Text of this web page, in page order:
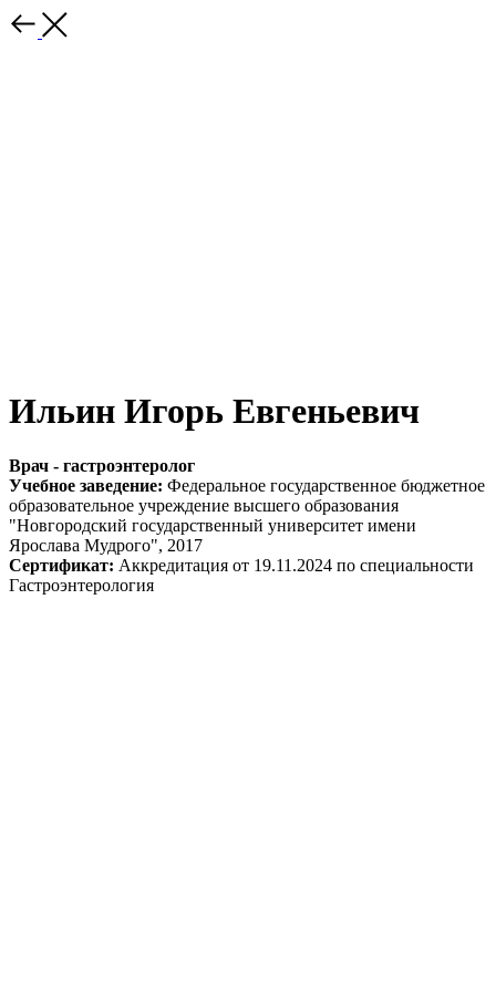
Ильин Игорь Евгеньевич
Врач - гастроэнтеролог
Учебное заведение: Федеральное государственное бюджетное
образовательное учреждение высшего образования
"Новгородский государственный университет имени
Ярослава Мудрого", 2017
Сертификат: Аккредитация от 19.11.2024 по специальности
Гастроэнтерология